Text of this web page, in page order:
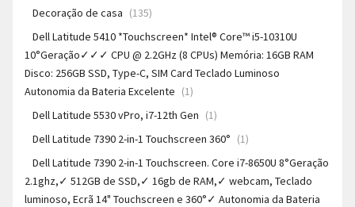
Decoração de casa (135)
Dell Latitude 5410 *Touchscreen* Intel® Core™ i5-10310U
10°Geração✓✓✓ CPU @ 2.2GHz (8 CPUs) Memória: 16GB RAM
Disco: 256GB SSD, Type-C, SIM Card Teclado Luminoso
Autonomia da Bateria Excelente (1)
Dell Latitude 5530 vPro, i7-12th Gen (1)
Dell Latitude 7390 2-in-1 Touchscreen 360° (1)
Dell Latitude 7390 2-in-1 Touchscreen. Core i7-8650U 8°Geração
2.1ghz,✓ 512GB de SSD,✓ 16gb de RAM,✓ webcam, Teclado
luminoso, Ecrã 14" Touchscreen e 360°✓ Autonomia da Bateria